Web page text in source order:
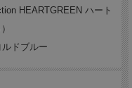
HEARTGREEN ハート
ドブルー